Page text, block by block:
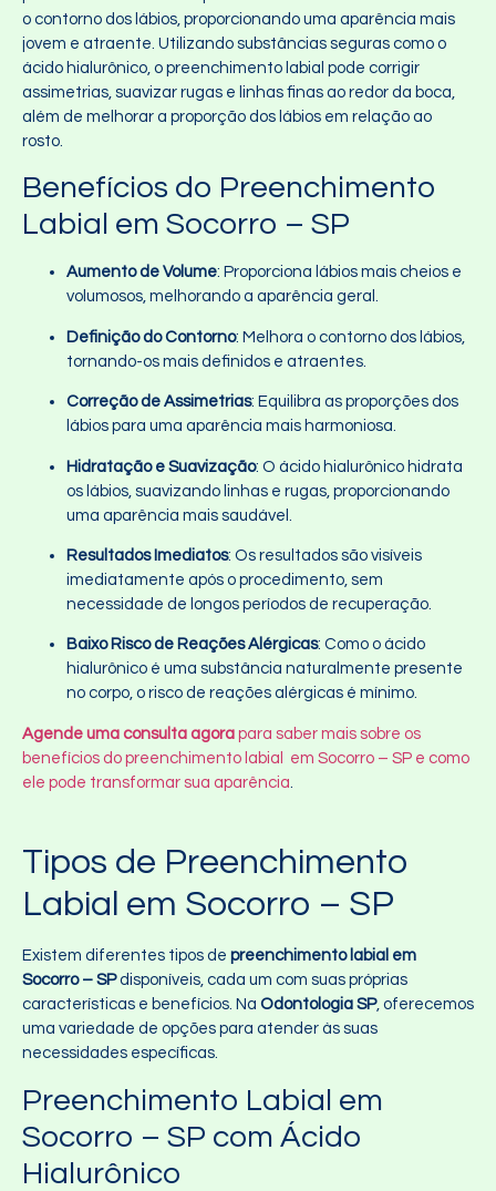
o contorno dos lábios, proporcionando uma aparência mais
jovem e atraente. Utilizando substâncias seguras como o
ácido hialurônico, o preenchimento labial pode corrigir
assimetrias, suavizar rugas e linhas finas ao redor da boca,
além de melhorar a proporção dos lábios em relação ao
rosto.
Benefícios do Preenchimento
Labial em Socorro – SP
Aumento de Volume: Proporciona lábios mais cheios e
volumosos, melhorando a aparência geral.
Definição do Contorno: Melhora o contorno dos lábios,
tornando-os mais definidos e atraentes.
Correção de Assimetrias: Equilibra as proporções dos
lábios para uma aparência mais harmoniosa.
Hidratação e Suavização: O ácido hialurônico hidrata
os lábios, suavizando linhas e rugas, proporcionando
uma aparência mais saudável.
Resultados Imediatos: Os resultados são visíveis
imediatamente após o procedimento, sem
necessidade de longos períodos de recuperação.
Baixo Risco de Reações Alérgicas: Como o ácido
hialurônico é uma substância naturalmente presente
no corpo, o risco de reações alérgicas é mínimo.
Agende uma consulta agora para saber mais sobre os
benefícios do preenchimento labial em Socorro – SP e como
ele pode transformar sua aparência
Tipos de Preenchimento
Labial em Socorro – SP
Existem diferentes tipos de preenchimento labial em
Socorro – SPdisponíveis, cada um com suas próprias
características e benefícios. Na Odontologia SP, oferecemos
uma variedade de opções para atender às suas
necessidades específicas.
Preenchimento Labial em
Socorro – SP com Ácido
Hialurônico